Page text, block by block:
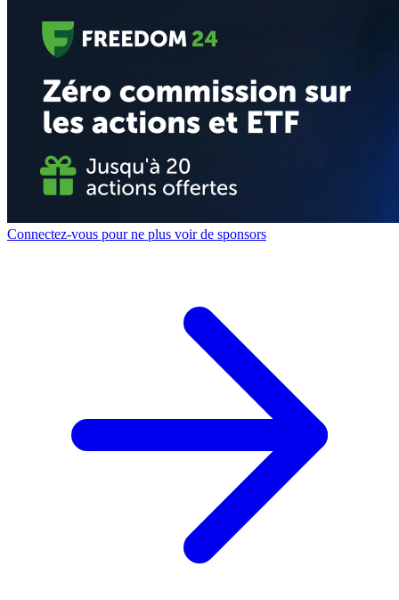
Connectez-vous pour ne plus voir de sponsors